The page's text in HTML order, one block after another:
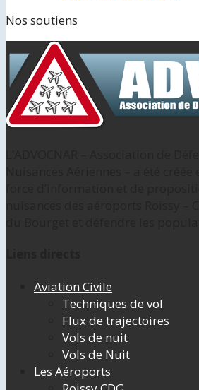
Nos soutiens
Aviation Civile
Techniques de vol
Flux de trajectoires
Vols de nuit
Vols de Nuit
Les Aéroports